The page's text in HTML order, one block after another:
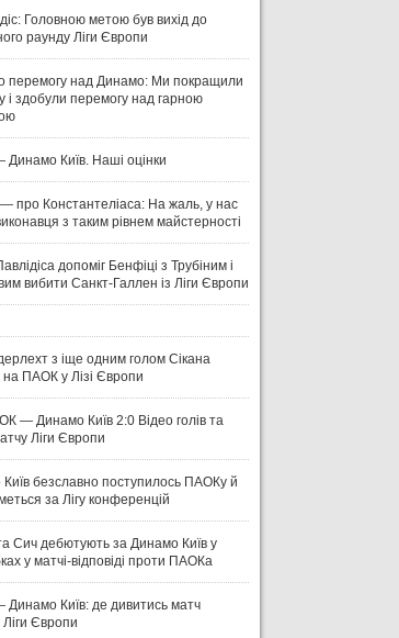
СЛІД У ДРУГОМУ
МАЦЕНКО
УКРАЇНА
КОМАНД
Головною метою був вихід до
раунду Ліги Європи
перемогу над Динамо: Ми покращили
і здобули перемогу над гарною
Київ. Наші оцінки
про Константеліаса: На жаль, у нас
з таким рівнем майстерності
допоміг Бенфіці з Трубіним і
вибити Санкт-Галлен із Ліги Європи
з іще одним голом Сікана
ПАОК у Лізі Європи
— Динамо Київ 2:0 Відео голів та
Ліги Європи
безславно поступилось ПАОКу й
за Лігу конференцій
Сич дебютують за Динамо Київ у
у матчі-відповіді проти ПАОКа
Київ: де дивитись матч
Ліги Європи